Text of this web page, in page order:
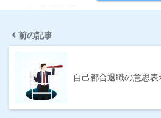
希望年収
指定なし
300万円〜
500万円〜
700万円〜
前の記事
自己都合退職の意思